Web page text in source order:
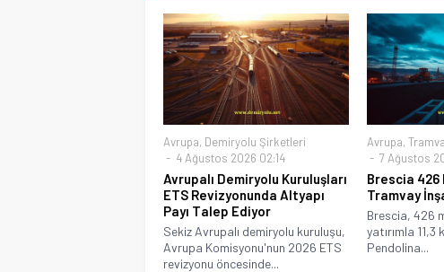
Avrupa, Demiryolu Şirketleri
4 Ağustos 2026 02:14
Avrupalı Demiryolu Kuruluşları
ETS Revizyonunda Altyapı
Payı Talep Ediyor
Sekiz Avrupalı demiryolu kuruluşu,
Avrupa Komisyonu'nun 2026 ETS
revizyonu öncesinde...
Avrupa,
7 Ağustos
Brescia 426
Tramvay
Brescia, 426
yatırımla
Pendolina...